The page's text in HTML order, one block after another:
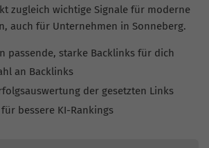
zugleich wichtige Signale für moderne
auch für Unternehmen in Sonneberg.
passende, starke Backlinks für dich
an Backlinks
der gesetzten Links
bessere KI-Rankings